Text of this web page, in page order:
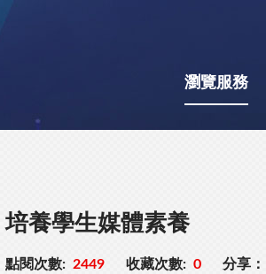
瀏覽服務
養學生媒體素養
點閱次數: 2449 收藏次數: 0 分享：